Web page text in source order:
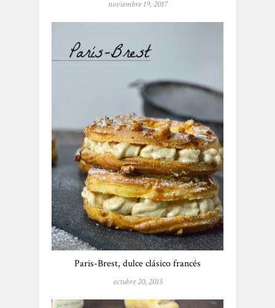
noviembre 19, 2017
Paris-Brest, dulce clásico francés
octubre 20, 2015